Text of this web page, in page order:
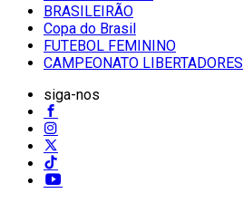
BRASILEIRÃO
Copa do Brasil
FUTEBOL FEMININO
CAMPEONATO LIBERTADORES
siga-nos